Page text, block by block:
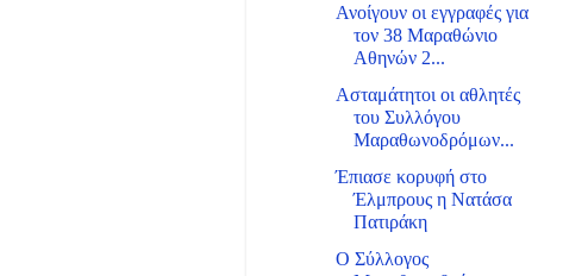
Ανοίγουν οι εγγραφές για
τον 38 Μαραθώνιο
Αθηνών 2...
Ασταμάτητοι οι αθλητές
του Συλλόγου
Μαραθωνοδρόμων...
Έπιασε κορυφή στο
Έλμπρους η Νατάσα
Πατιράκη
O Σύλλογος